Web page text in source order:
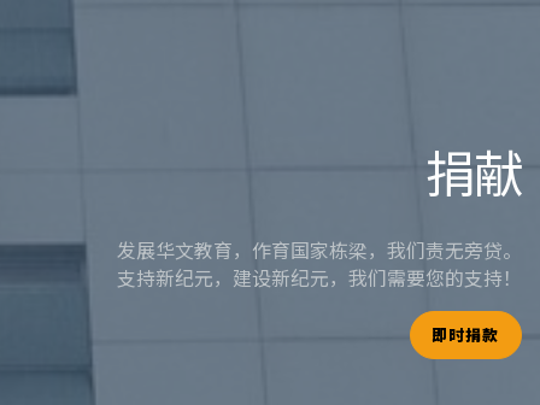
捐献
发展华文教育，作育国家栋梁，我们责无旁贷。
支持新纪元，建设新纪元，我们需要您的支持！
即时捐款